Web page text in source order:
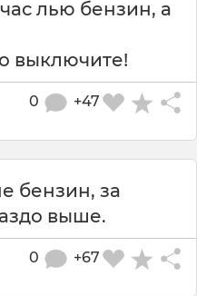
лью бензин, а
выключите!
+47
0
бензин, за
выше.
+67
0